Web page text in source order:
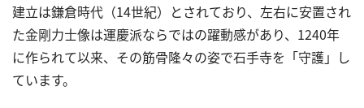
建立は鎌倉時代（14世紀）とされており、左右に安置され
た金剛力士像は運慶派ならではの躍動感があり、1240年
に作られて以来、その筋骨隆々の姿で石手寺を「守護」し
ています。